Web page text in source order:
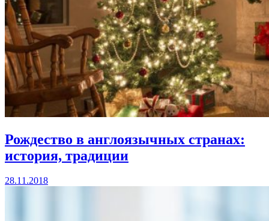
Рождество в англоязычных странах:
история, традиции
28.11.2018